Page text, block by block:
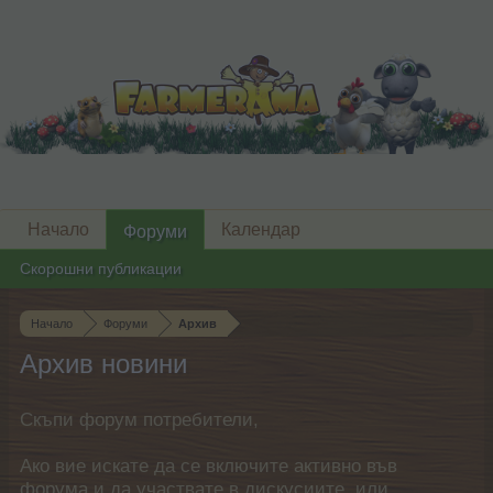
Начало Форуми Архив
Архив новини
Скъпи форум потребители,
Ако вие искате да се включите активно във
Начало Форуми
Скорошни публикации
Календар